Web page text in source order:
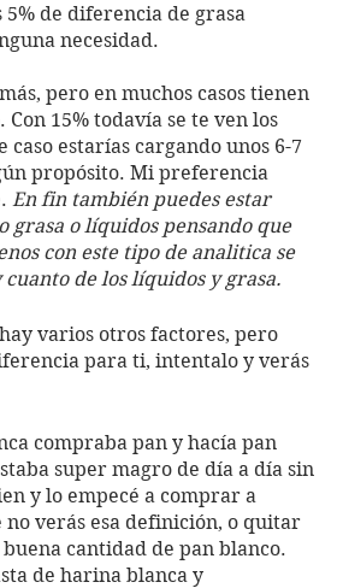
de diferencia de grasa
necesidad.
pero en muchos casos tienen
15% todavía se te ven los
estarías cargando unos 6-7
propósito. Mi preferencia
En fin también puedes estar
o líquidos pensando que
con este tipo de analitica se
de los líquidos y grasa.
varios otros factores, pero
para ti, intentalo y verás
compraba pan y hacía pan
super magro de día a día sin
y lo empecé a comprar a
no verás esa definición, o quitar
cantidad de pan blanco.
de harina blanca y